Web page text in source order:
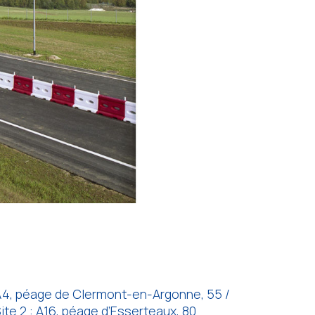
péage de Clermont-en-Argonne, 55 /
2 : A16, péage d’Esserteaux, 80